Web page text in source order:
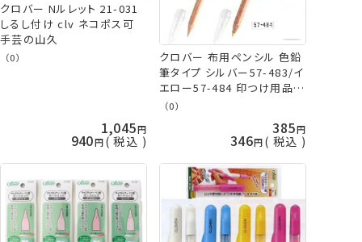
クロバー Nルレット 21-031
しるし付け clv ネコポス可
手芸の山久
（0）
1,045
940 税込
クロバー 布用ペンシル 色鉛
筆タイプ シルバー57-483/イ
エロー57-484 印つけ用品
clv ネコポス可 手芸の山久
（0）
385
346 税込